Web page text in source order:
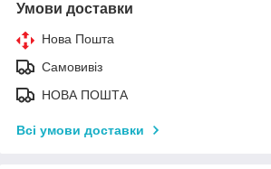
Умови доставки
Нова Пошта
Самовивіз
НОВА ПОШТА
Всі умови доставки